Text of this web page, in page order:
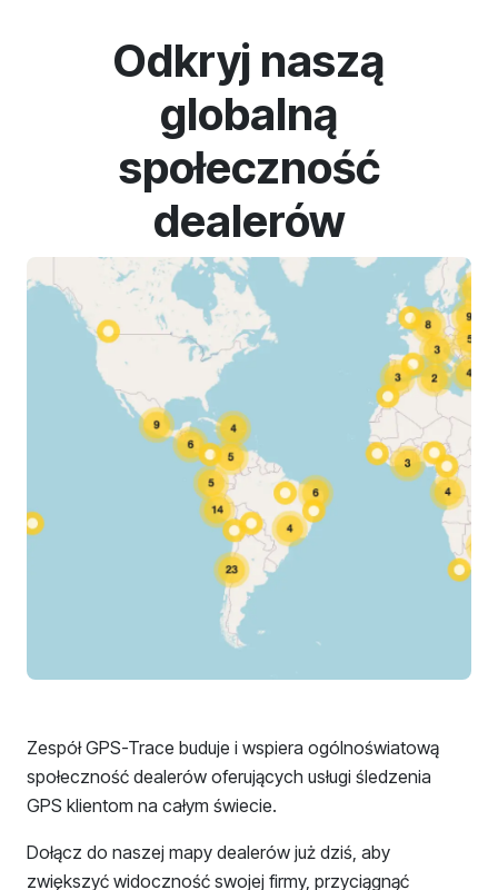
Odkryj naszą
globalną
społeczność
dealerów
Zespół GPS-Trace buduje i wspiera ogólnoświatową
społeczność dealerów oferujących usługi śledzenia
GPS klientom na całym świecie.
Dołącz do naszej mapy dealerów już dziś, aby
zwiększyć widoczność swojej firmy, przyciągnąć